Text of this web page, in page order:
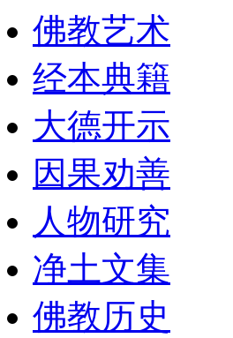
佛教艺术
经本典籍
大德开示
因果劝善
人物研究
净土文集
佛教历史